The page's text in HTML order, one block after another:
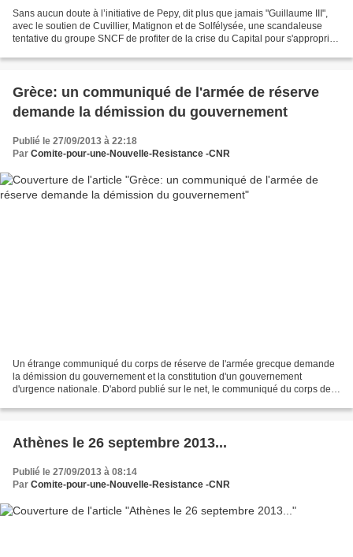
Sans aucun doute à l’initiative de Pepy, dit plus que jamais "Guillaume III",
avec le soutien de Cuvillier, Matignon et de Solfélysée, une scandaleuse
tentative du groupe SNCF de profiter de la crise du Capital pour s'approprier
Grèce: un communiqué de l'armée de réserve
demande la démission du gouvernement
Publié le 27/09/2013 à 22:18
Par Comite-pour-une-Nouvelle-Resistance -CNR
Un étrange communiqué du corps de réserve de l'armée grecque demande
la démission du gouvernement et la constitution d'un gouvernement
d'urgence nationale. D'abord publié sur le net, le communiqué du corps de
Athènes le 26 septembre 2013...
Publié le 27/09/2013 à 08:14
Par Comite-pour-une-Nouvelle-Resistance -CNR